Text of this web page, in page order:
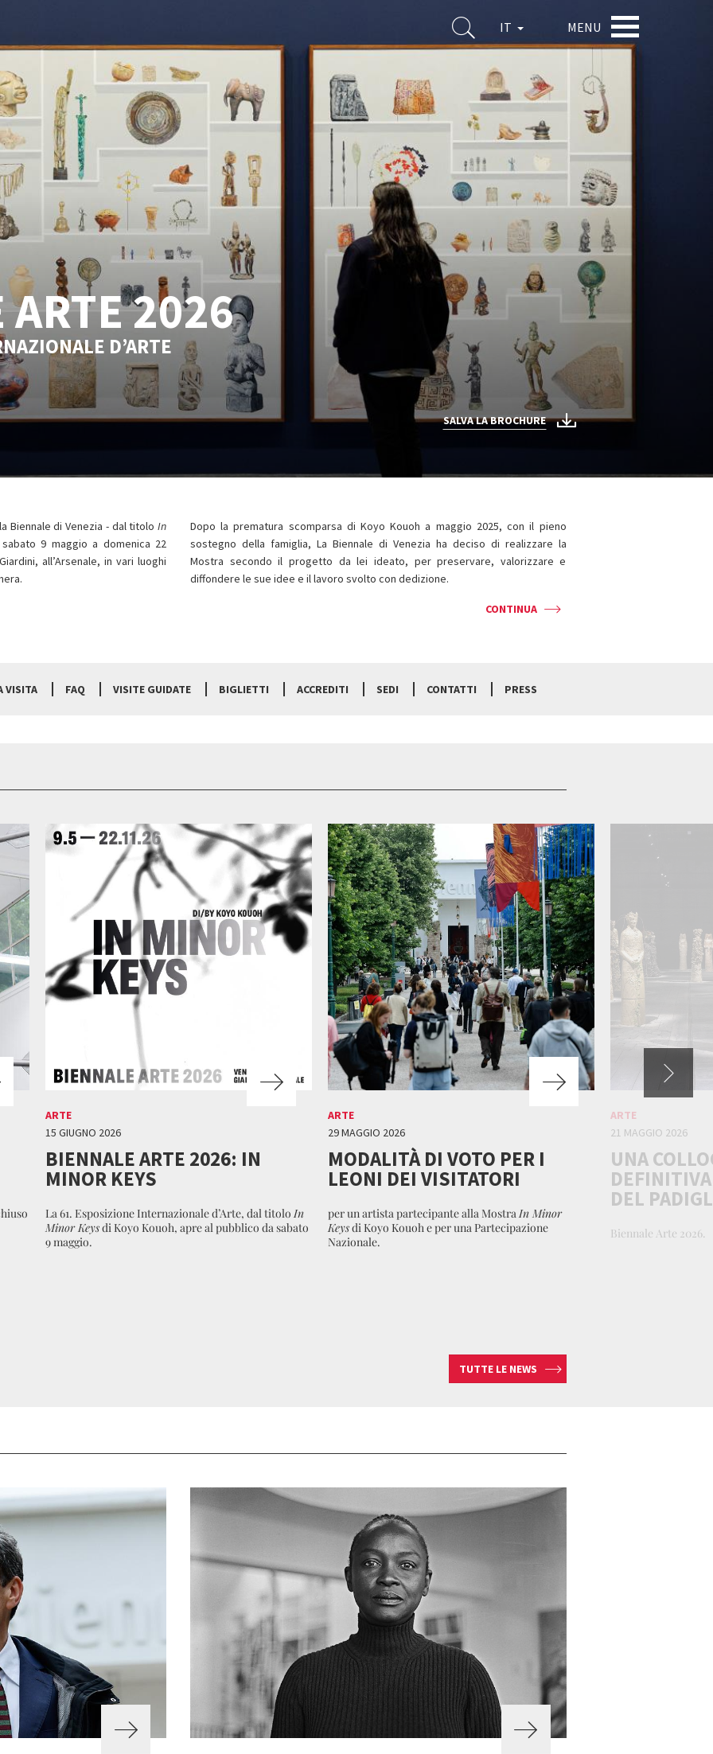
IT MENU
2026
D’ARTE
SALVA LA BROCHURE
Biennale di Venezia - dal titolo In
9 maggio a domenica 22
all’Arsenale, in vari luoghi
Dopo la prematura scomparsa di Koyo Kouoh a maggio 2025, con il pieno
sostegno della famiglia, La Biennale di Venezia ha deciso di realizzare la
Mostra secondo il progetto da lei ideato, per preservare, valorizzare e
diffondere le sue idee e il lavoro svolto con dedizione.
CONTINUA
VISITA FAQ VISITE GUIDATE BIGLIETTI ACCREDITI SEDI CONTATTI PRESS
ARTE
15 GIUGNO 2026
BIENNALE ARTE 2026: IN
MINOR KEYS
La 61. Esposizione Internazionale d’Arte, dal titoloIn
Minor Keysdi Koyo Kouoh, apre al pubblico da sabato
9 maggio.
ARTE
29 MAGGIO 2026
MODALITÀ DI VOTO PER I
LEONI DEI VISITATORI
per un artista partecipante alla MostraIn Minor
Keysdi Koyo Kouoh e per una Partecipazione
Nazionale.
ARTE
21 MAGGIO 2026
UNA
DEL
Biennale Arte 2026.
TUTTE LE NEWS